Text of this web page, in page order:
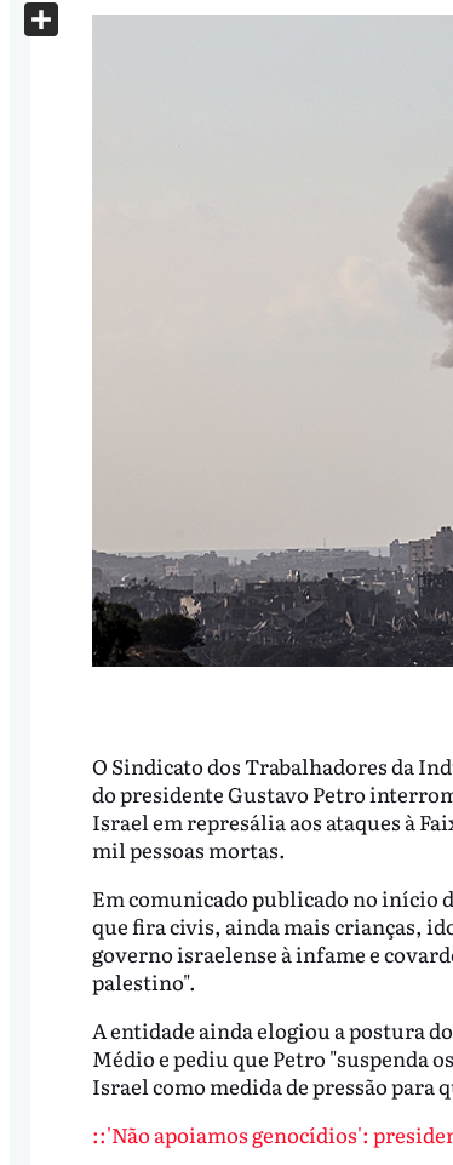
O Sindicato dos Trabalhadores da
do presidente Gustavo Petro
Israel em represália aos ataques à
mil pessoas mortas.
Em comunicado publicado no início
que fira civis, ainda mais crianças,
governo israelense à infame e
palestino".
A entidade ainda elogiou a postura
Médio e pediu que Petro "suspenda
Israel como medida de pressão para
::'Não apoiamos genocídios':
X